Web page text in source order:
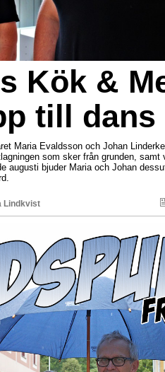
Kök &
till dans
Maria Evaldsson och Johan
som sker från grunden, samt
augusti bjuder Maria och Johan
Lindkvist